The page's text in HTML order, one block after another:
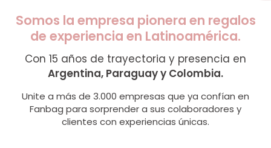
Somos la empresa pionera en regalos
de experiencia en Latinoamérica.
Con 15 años de trayectoria y presencia en
Argentina, Paraguay y Colombia.
Unite a más de 3.000 empresas que ya confían en
Fanbag para sorprender a sus colaboradores y
clientes con experiencias únicas.